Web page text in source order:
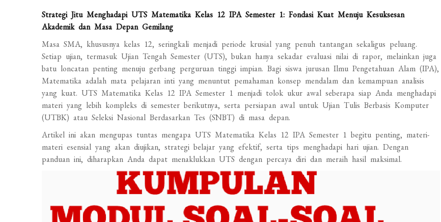
Strategi Jitu Menghadapi UTS Matematika Kelas 12 IPA Semester 1: Fondasi Kuat Menuju Kesuksesan
Akademik dan Masa Depan Gemilang
Masa SMA, khususnya kelas 12, seringkali menjadi periode krusial yang penuh tantangan sekaligus peluang.
Setiap ujian, termasuk Ujian Tengah Semester (UTS), bukan hanya sekadar evaluasi nilai di rapor, melainkan juga
batu loncatan penting menuju gerbang perguruan tinggi impian. Bagi siswa jurusan Ilmu Pengetahuan Alam (IPA),
Matematika adalah mata pelajaran inti yang menuntut pemahaman konsep mendalam dan kemampuan analisis
yang kuat. UTS Matematika Kelas 12 IPA Semester 1 menjadi tolok ukur awal seberapa siap Anda menghadapi
materi yang lebih kompleks di semester berikutnya, serta persiapan awal untuk Ujian Tulis Berbasis Komputer
(UTBK) atau Seleksi Nasional Berdasarkan Tes (SNBT) di masa depan.
Artikel ini akan mengupas tuntas mengapa UTS Matematika Kelas 12 IPA Semester 1 begitu penting, materi-
materi esensial yang akan diujikan, strategi belajar yang efektif, serta tips menghadapi hari ujian. Dengan
panduan ini, diharapkan Anda dapat menaklukkan UTS dengan percaya diri dan meraih hasil maksimal.